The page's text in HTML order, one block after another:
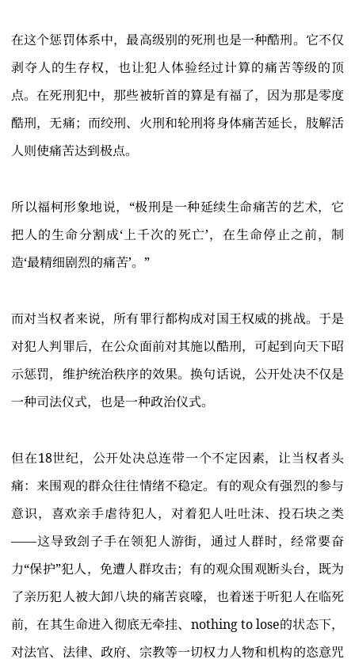
在这个惩罚体系中，最高级别的死刑也是一种酷刑。它不仅
剥夺人的生存权，也让犯人体验经过计算的痛苦等级的顶
点。在死刑犯中，那些被斩首的算是有福了，因为那是零度
酷刑，无痛；而绞刑、火刑和轮刑将身体痛苦延长，肢解活
人则使痛苦达到极点。
所以福柯形象地说，“极刑是一种延续生命痛苦的艺术，它
把人的生命分割成‘上千次的死亡’，在生命停止之前，制
造‘最精细剧烈的痛苦’。”
而对当权者来说，所有罪行都构成对国王权威的挑战。于是
对犯人判罪后，在公众面前对其施以酷刑，可起到向天下昭
示惩罚，维护统治秩序的效果。换句话说，公开处决不仅是
一种司法仪式，也是一种政治仪式。
但在18世纪，公开处决总连带一个不定因素，让当权者头
痛：来围观的群众往往情绪不稳定。有的观众有强烈的参与
意识，喜欢亲手虐待犯人，对着犯人吐吐沫、投石块之类
——这导致刽子手在领犯人游街，通过人群时，经常要奋
力“保护”犯人，免遭人群攻击；有的观众围观断头台，既为
了亲历犯人被大卸八块的痛苦哀嚎，也着迷于听犯人在临死
前，在其生命进入彻底无牵挂、nothing to lose的状态下，
对法官、法律、政府、宗教等一切权力人物和机构的恣意咒